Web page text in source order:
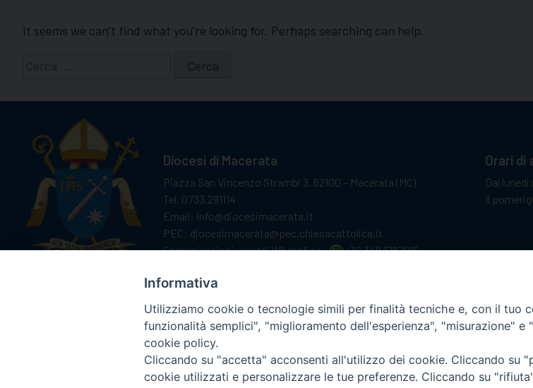
It seems we can’t find what you’re looking for. Perhaps searching can help.
Diocesi di Macerata
Piazza San Vincenzo Strambi 3, 62100 – Macerata (MC)
Tel. 0733.291114
Email: info@diocesimacerata.it
PEC: diocesimacerata@pec.chiesacattolica.it
Comunicazioni urgenti WhatsApp:
+39 349 1787015
Orari di
Dal lunedì
Il
Informativa
Utilizziamo cookie o tecnologie simili per finalità tecniche e, con il tuo
funzionalità semplici", "miglioramento dell'esperienza", "misurazione"
cookie policy.
Cliccando su "accetta" acconsenti all'utilizzo dei cookie. Cliccando su
cookie utilizzati e personalizzare le tue preferenze. Cliccando su